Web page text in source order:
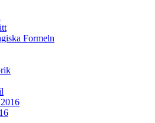
Formeln